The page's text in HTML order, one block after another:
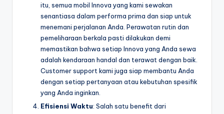
itu, semua mobil Innova yang kami sewakan
senantiasa dalam performa prima dan siap untuk
menemani perjalanan Anda. Perawatan rutin dan
pemeliharaan berkala pasti dilakukan demi
memastikan bahwa setiap Innova yang Anda sewa
adalah kendaraan handal dan terawat dengan baik.
Customer support kami juga siap membantu Anda
dengan setiap pertanyaan atau kebutuhan spesifik
yang Anda inginkan.
Efisiensi Waktu: Salah satu benefit dari